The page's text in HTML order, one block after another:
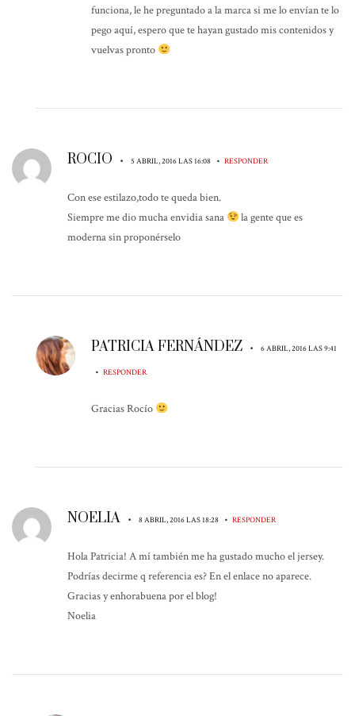
funciona, le he preguntado a la marca si me lo envían te lo
pego aquí, espero que te hayan gustado mis contenidos y
vuelvas pronto
ROCIO • 5 ABRIL, 2016 LAS 16:08 • RESPONDER
Con ese estilazo,todo te queda bien.
Siempre me dio mucha envidia sana
la gente que es
moderna sin proponérselo
PATRICIA FERNÁNDEZ • 6 ABRIL, 2016 LAS 9:41
• RESPONDER
Gracias Rocío
NOELIA • 8 ABRIL, 2016 LAS 18:28 • RESPONDER
Hola Patricia! A mí también me ha gustado mucho el jersey.
Podrías decirme q referencia es? En el enlace no aparece.
Gracias y enhorabuena por el blog!
Noelia